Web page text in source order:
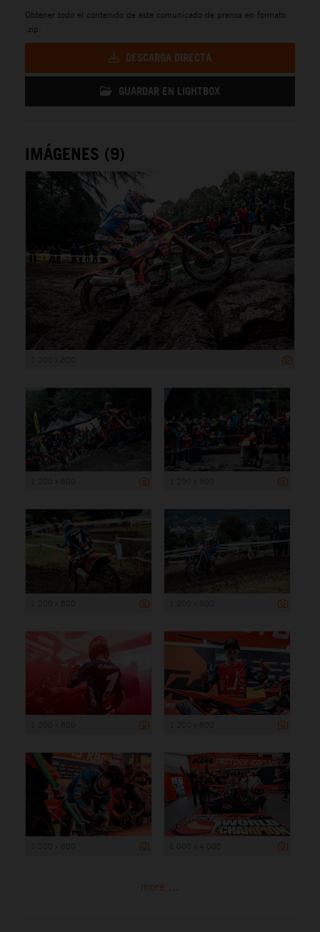
Obtener todo el contenido de este comunicado de prensa en formato
.zip:
DESCARGA DIRECTA
GUARDAR EN LIGHTBOX
IMÁGENES (9)
more ...